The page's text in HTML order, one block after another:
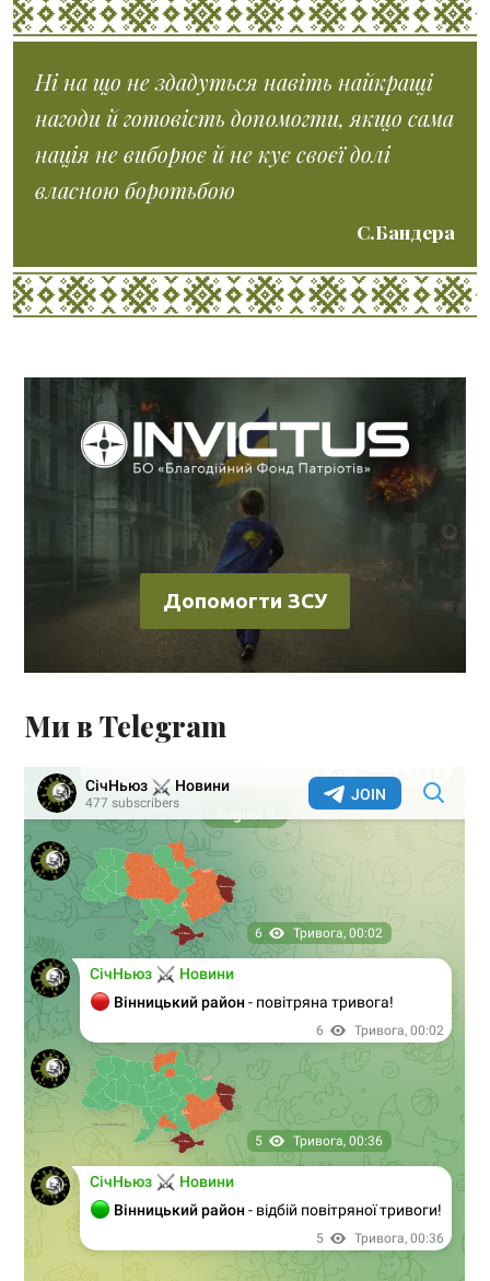
Ні на що не здадуться навіть найкращі
нагоди й готовість допомогти, якщо сама
нація не виборює й не кує своєї долі
власною боротьбою
С.Бандера
Допомогти ЗСУ
Ми в Telegram